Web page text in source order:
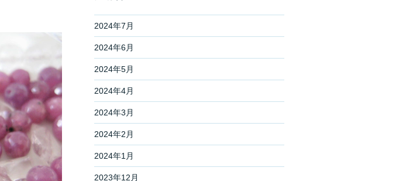
2024年7月
2024年6月
2024年5月
2024年4月
2024年3月
2024年2月
2024年1月
2023年12月